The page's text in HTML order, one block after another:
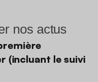
nos actus
(incluant le suivi